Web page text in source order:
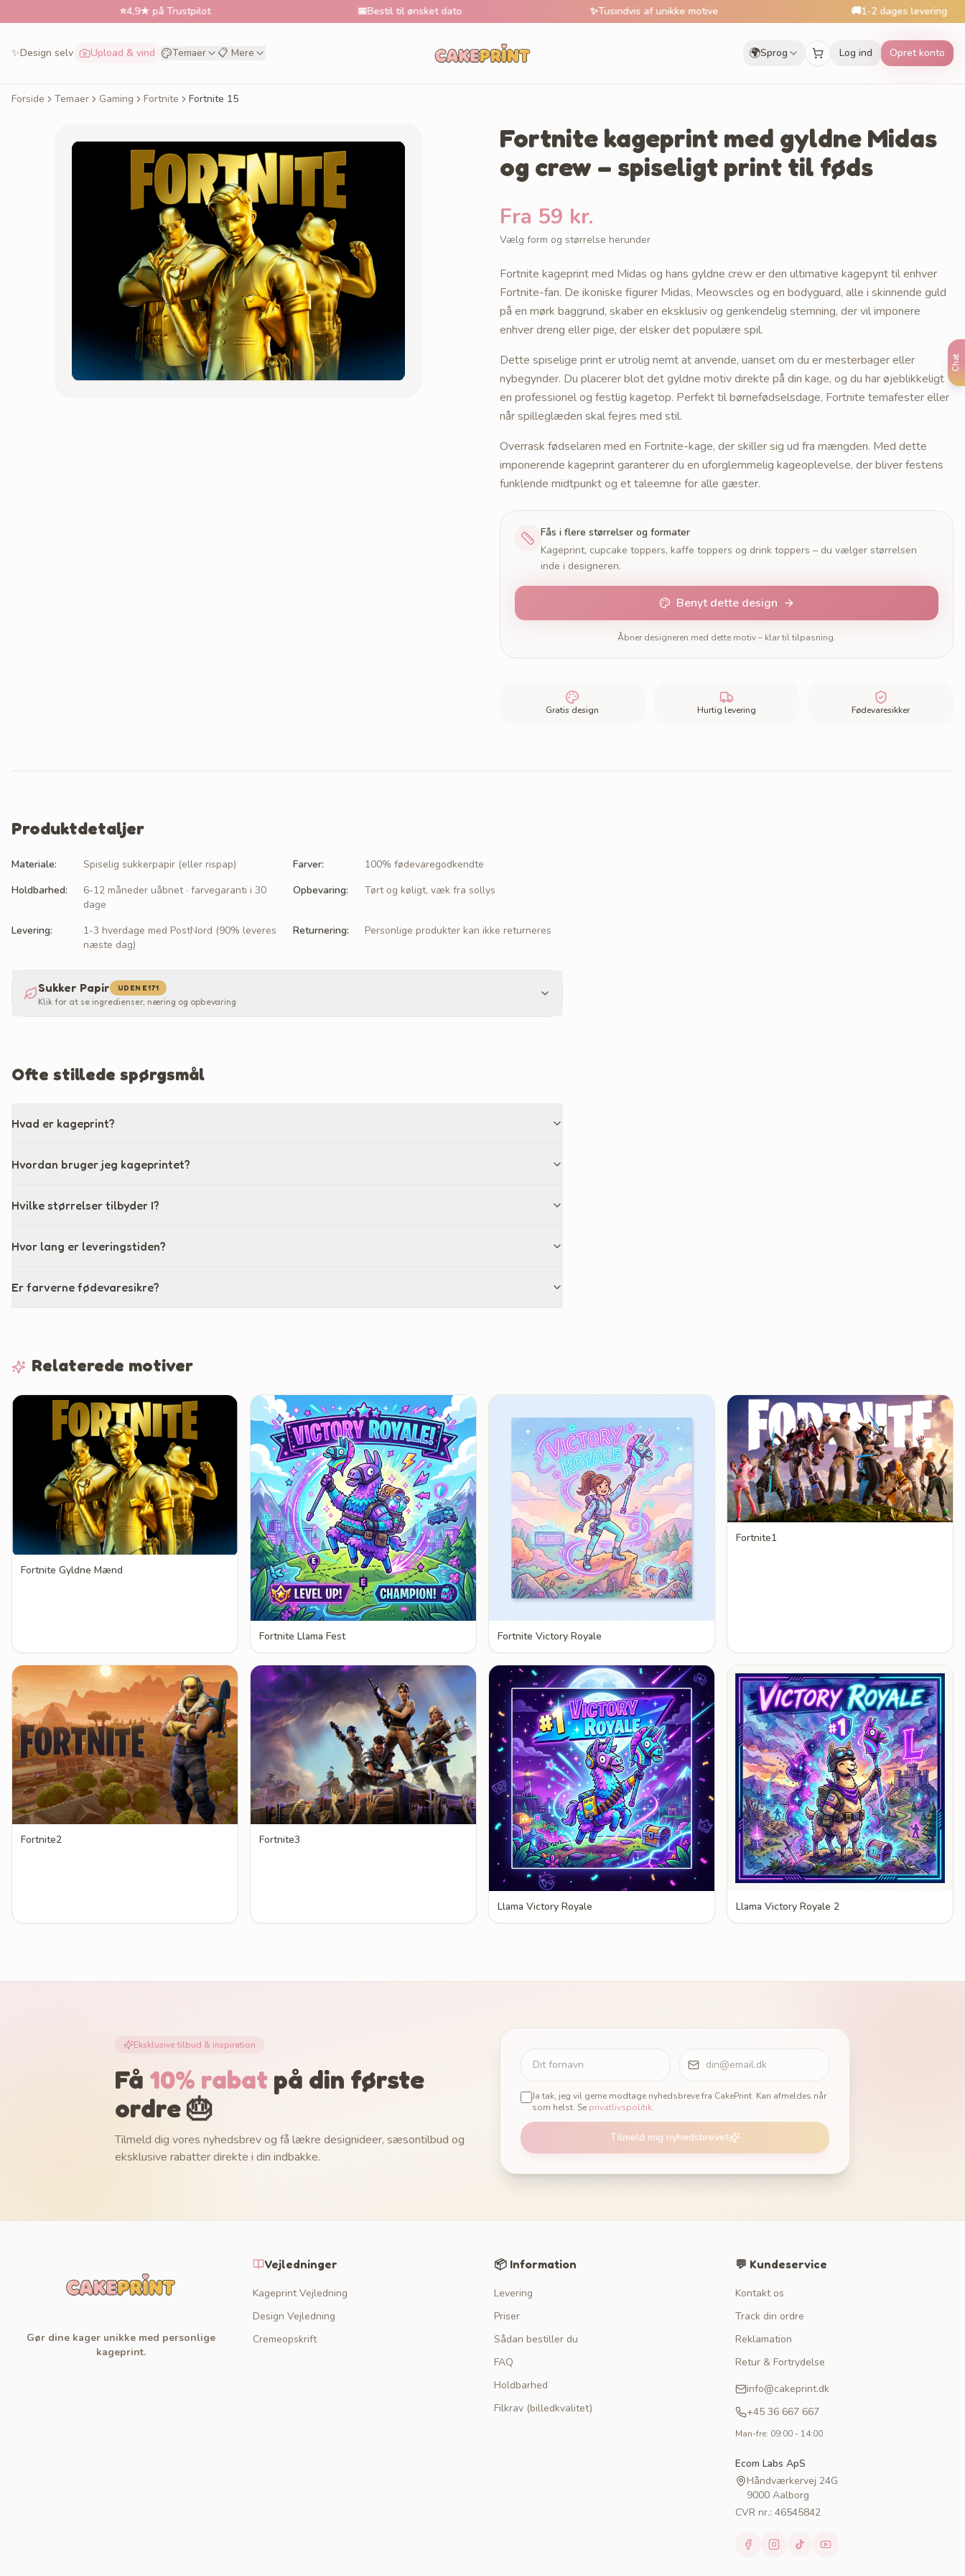
Chat
4,9★ på Trustpilot Bestil til ønsket dato Tusindvis af unikke motive 1-2 dages levering
✨Design selv Upload & vind Temaer 📋 Mere 🌍Sprog Log ind Opret konto
Forside Temaer Gaming Fortnite Fortnite 15
Fortnite kageprint med gyldne Midas
og crew – spiseligt print til føds
Fra 59 kr.
Vælg form og størrelse herunder
Fortnite kageprint med Midas og hans gyldne crew er den ultimative kagepynt til enhver
Fortnite-fan. De ikoniske figurer Midas, Meowscles og en bodyguard, alle i skinnende guld
på en mørk baggrund, skaber en eksklusiv og genkendelig stemning, der vil imponere
enhver dreng eller pige, der elsker det populære spil.
Dette spiselige print er utrolig nemt at anvende, uanset om du er mesterbager eller
nybegynder. Du placerer blot det gyldne motiv direkte på din kage, og du har øjeblikkeligt
en professionel og festlig kagetop. Perfekt til børnefødselsdage, Fortnite temafester eller
når spilleglæden skal fejres med stil.
Overrask fødselaren med en Fortnite-kage, der skiller sig ud fra mængden. Med dette
imponerende kageprint garanterer du en uforglemmelig kageoplevelse, der bliver festens
funklende midtpunkt og et taleemne for alle gæster.
Fås i flere størrelser og formater
Kageprint, cupcake toppers, kaffe toppers og drink toppers – du vælger størrelsen
inde i designeren.
Benyt dette design
Åbner designeren med dette motiv – klar til tilpasning.
Gratis design Hurtig levering Fødevaresikker
Produktdetaljer
Materiale: Spiselig sukkerpapir (eller rispap) Farver:
100% fødevaregodkendte
Holdbarhed:
6-12 måneder uåbnet · farvegaranti i 30
dage
Opbevaring: Tørt og køligt, væk fra sollys
Levering:
1-3 hverdage med PostNord (90% leveres
næste dag)
Returnering: Personlige produkter kan ikke returneres
Sukker Papir UDEN E171
Klik for at se ingredienser, næring og opbevaring
Ofte stillede spørgsmål
Hvad er kageprint?
Hvordan bruger jeg kageprintet?
Hvilke størrelser tilbyder I?
Hvor lang er leveringstiden?
Er farverne fødevaresikre?
Relaterede motiver
Fortnite Gyldne Mænd
Fortnite Llama Fest Fortnite Victory Royale
Fortnite1
Fortnite2 Fortnite3
Llama Victory Royale Llama Victory Royale 2
Eksklusive tilbud & inspiration
Få 10% rabat på din første
ordre 🎂
Tilmeld dig vores nyhedsbrev og få lækre designideer, sæsontilbud og
eksklusive rabatter direkte i din indbakke.
Ja tak, jeg vil gerne modtage nyhedsbreve fra CakePrint. Kan afmeldes når
som helst. Se privatlivspolitik.
Tilmeld mig nyhedsbrevet
Gør dine kager unikke med personlige
kageprint.
Vejledninger
Kageprint Vejledning
Design Vejledning
Cremeopskrift
📦 Information
Levering
Priser
Sådan bestiller du
FAQ
Holdbarhed
Filkrav (billedkvalitet)
💬 Kundeservice
Kontakt os
Track din ordre
Reklamation
Retur & Fortrydelse
info@cakeprint.dk
+45 36 667 667
Man-fre: 09:00 - 14:00
Ecom Labs ApS
Håndværkervej 24G
9000 Aalborg
CVR nr.: 46545842